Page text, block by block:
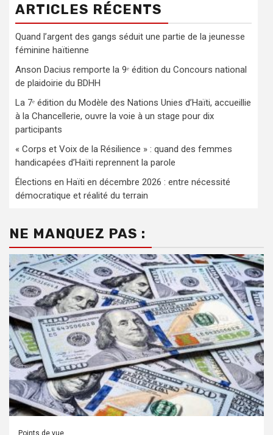
ARTICLES RÉCENTS
Quand l’argent des gangs séduit une partie de la jeunesse
féminine haïtienne
Anson Dacius remporte la 9ᵉ édition du Concours national
de plaidoirie du BDHH
La 7ᵉ édition du Modèle des Nations Unies d’Haïti, accueillie
à la Chancellerie, ouvre la voie à un stage pour dix
participants
« Corps et Voix de la Résilience » : quand des femmes
handicapées d’Haïti reprennent la parole
Élections en Haïti en décembre 2026 : entre nécessité
démocratique et réalité du terrain
NE MANQUEZ PAS :
Points de vue